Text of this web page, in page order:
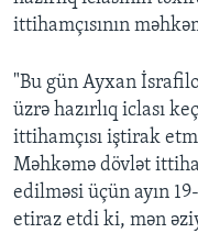
ittihamçısının
"Bu gün Ayxan
üzrə hazırlıq iclası
ittihamçısı iştirak
Məhkəmə dövlət
edilməsi üçün ayın
etiraz etdi ki, mən